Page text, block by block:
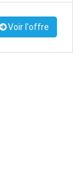
Voir l'offre